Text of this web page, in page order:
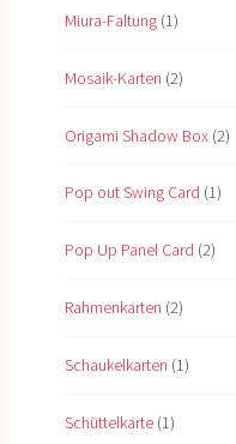
Miura-Faltung (1)
Mosaik-Karten (2)
Origami Shadow Box (2)
Pop out Swing Card (1)
Pop Up Panel Card (2)
Rahmenkarten (2)
Schaukelkarten (1)
Schüttelkarte (1)